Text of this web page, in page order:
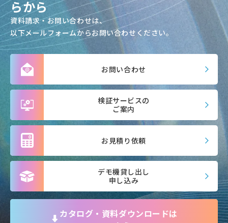
らから
資料請求・お問い合わせは、
以下メールフォームからお問い合わせください。
お問い合わせ
検証サービスの
ご案内
お見積り依頼
デモ機貸し出し
申し込み
カタログ・資料ダウンロードは